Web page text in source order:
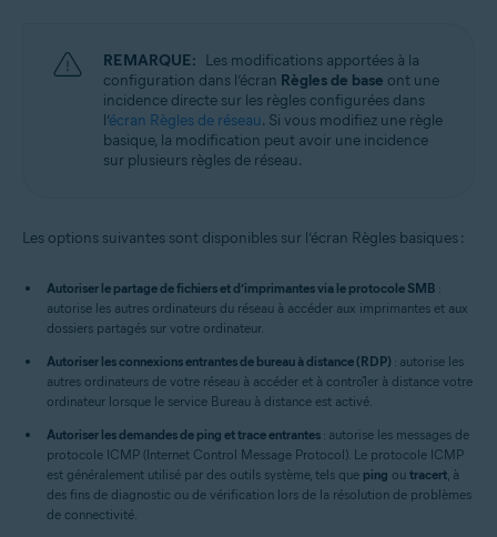
REMARQUE: Les modifications apportées à la
configuration dans l’écran Règles de base ont une
incidence directe sur les règles configurées dans
l’écran Règles de réseau. Si vous modifiez une règle
basique, la modification peut avoir une incidence
sur plusieurs règles de réseau.
Les options suivantes sont disponibles sur l’écran Règles basiques :
Autoriser le partage de fichiers et d’imprimantes via le protocole SMB :
autorise les autres ordinateurs du réseau à accéder aux imprimantes et aux
dossiers partagés sur votre ordinateur.
Autoriser les connexions entrantes de bureau à distance (RDP) : autorise les
autres ordinateurs de votre réseau à accéder et à contrôler à distance votre
ordinateur lorsque le service Bureau à distance est activé.
Autoriser les demandes de ping et trace entrantes : autorise les messages de
protocole ICMP (Internet Control Message Protocol). Le protocole ICMP
est généralement utilisé par des outils système, tels que ping ou tracert, à
des fins de diagnostic ou de vérification lors de la résolution de problèmes
de connectivité.